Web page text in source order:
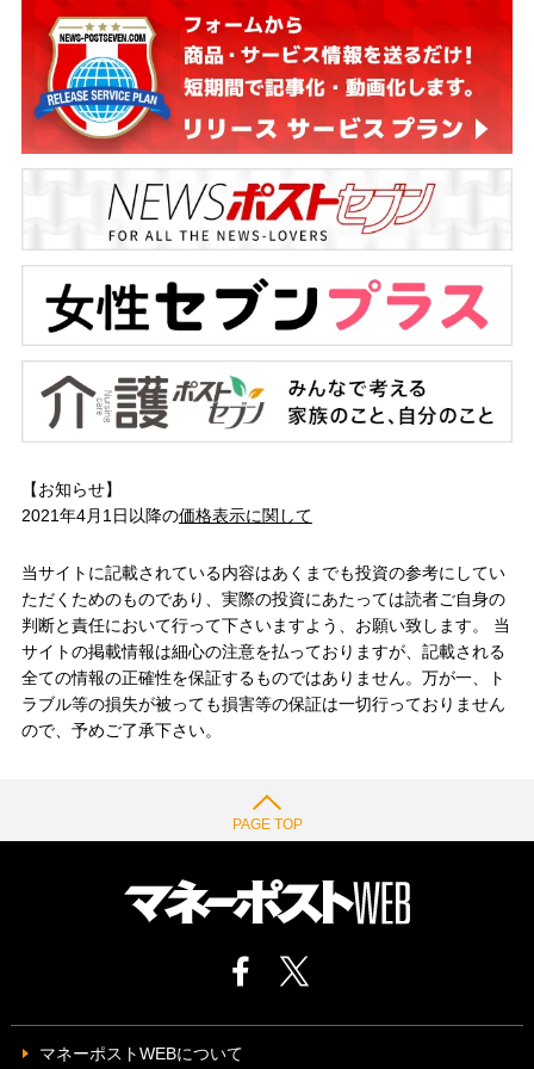
【お知らせ】
2021年4月1日以降の価格表示に関して
当サイトに記載されている内容はあくまでも投資の参考にしてい
ただくためのものであり、実際の投資にあたっては読者ご自身の
判断と責任において行って下さいますよう、お願い致します。 当
サイトの掲載情報は細心の注意を払っておりますが、記載される
全ての情報の正確性を保証するものではありません。万が一、ト
ラブル等の損失が被っても損害等の保証は一切行っておりません
ので、予めご了承下さい。
PAGE TOP
マネーポストWEBについて